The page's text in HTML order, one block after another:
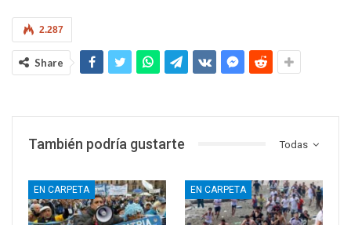
2.287
Share
Todas
También podría gustarte
EN CARPETA EN CARPETA